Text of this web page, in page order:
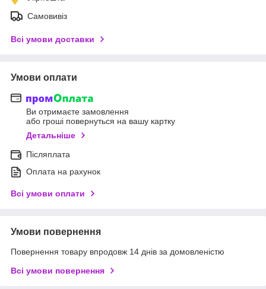
Самовивіз
Всі умови доставки
Умови оплати
Ви отримаєте замовлення
або гроші повернуться на вашу картку
Детальніше
Післяплата
Оплата на рахунок
Всі умови оплати
Умови повернення
Повернення товару впродовж 14 днів за домовленістю
Всі умови повернення